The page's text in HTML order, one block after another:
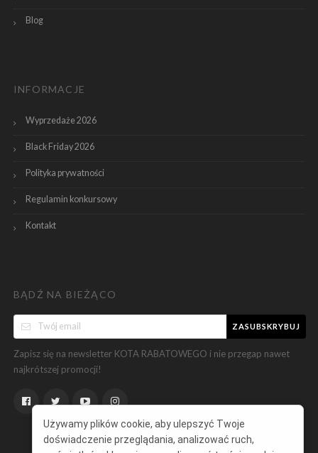
Blog
INFORMACJE
Wyprzedaże 2026
Black Friday 2026
Polityka prywatności
Regulamin konkursowy
Kontakt
BĄDŹ NA BIEŻĄCO
ZASUBSKRYBUJ
Zapisz się na newsletter KOTA RABATOWEGO i nie przegap nawet
najkrótszej promocji!
Używamy plików cookie, aby ulepszyć Twoje
doświadczenie przeglądania, analizować ruch,